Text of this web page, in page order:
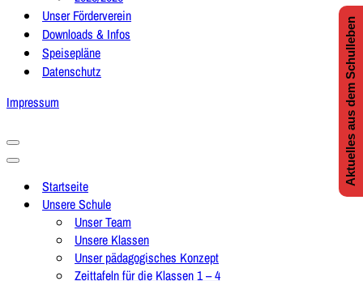
Unser Förderverein
Downloads & Infos
Speisepläne
Datenschutz
Impressum
Navigationsmenü
Navigationsmenü
Startseite
Unsere Schule
Unser Team
Unsere Klassen
Unser pädagogisches Konzept
Zeittafeln für die Klassen 1 – 4
Aktuelles aus dem Schulleben